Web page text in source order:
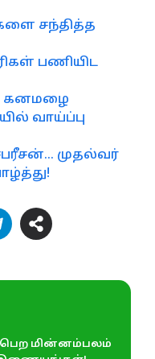
சந்தித்த
பணியிட
கனமழை
வாய்ப்பு
முதல்வர்
பெற மின்னம்பலம்